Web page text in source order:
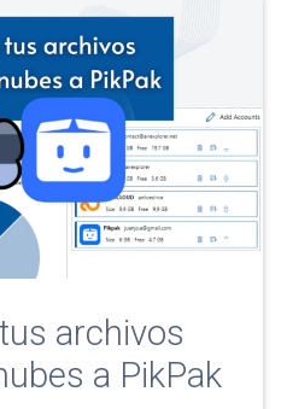
archivos
a PikPak